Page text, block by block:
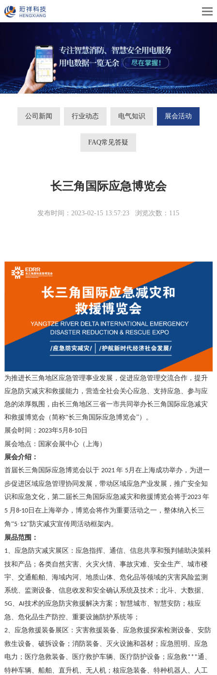
公司新闻 行业动态 电气知识 展会活动
FAQ常见答疑
长三角国际应急博览会
发布时间：2023-02-15 13:57:23 浏览次数：115
为推进长三角地区应急管理事业发展，促进应急管理交流合作，提升
应急防灾减灾和救援能力，营造全社会关心应急、支持应急、参与应
急的浓厚氛围，由长三角地区三省一市共同举办长三角国际应急减灾
和救援博览会（简称“长三角国际应急博览会”）。
展会时间： 2023年5月 8-10日
展会地点：国家会展中心（上海）
展会介绍：
首届长三角国际应急博览会以于 2021 年 5月在上海成功举办，为进一
步促进区域应急管理协同发展，带动区域应急产业发展，推广安全知
识和应急文化，第二届长三角国际应急减灾和救援博览会将于2023 年
5 月 8-10日在上海举办，博览会将作为重要活动之一，整体纳入长三
角“5· 12”防灾减灾宣传周活动框架内。
展品范围：
1、应急防灾减灾展区：应急指挥、通信、信息共享和预判辅助决策科
技和产品；各类自然灾害、火灾火情、事故灾难、安全生产、城市楼
宇、交通船舶、海域内河、地质山体、危化品等领域的灾害风险监测
系统、监测设备、信息收发和安全确认系统及技术；北斗、大数据、
5G、 AI技术的应急防灾救援解决方案；智慧城市、智慧安防；核应
急、危化品生产防控、重要设施防护系统等；
2、应急救援装备展区：灾害救援装备、应急救援探索检测设备、安防
救生设备、破拆设备；消防装备、灭火设施和器材；应急照明、应急
电力；医疗急救装备、医疗救护车辆、医疗防护设备；应急救***通、
特种车辆、船舶、直升机、无人机；核应急装备、特种机器人、人工